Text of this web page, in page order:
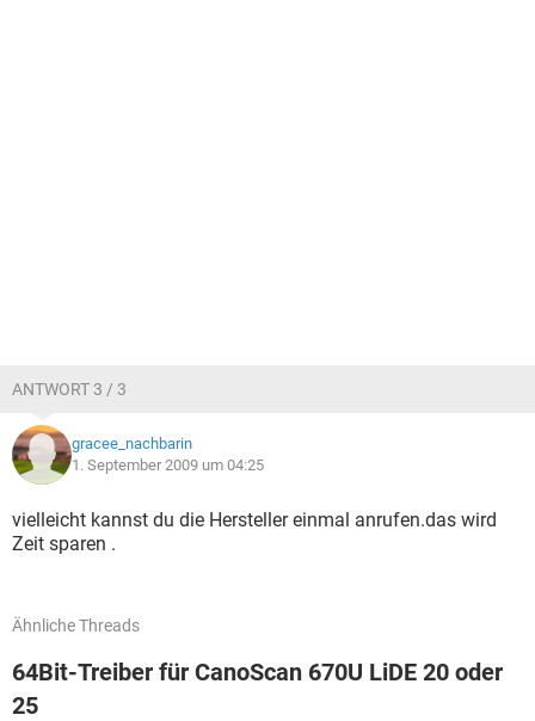
ANTWORT 3 / 3
gracee_nachbarin
1. September 2009 um 04:25
vielleicht kannst du die Hersteller einmal anrufen.das wird
Zeit sparen .
Ähnliche Threads
64Bit-Treiber für CanoScan 670U LiDE 20 oder
25